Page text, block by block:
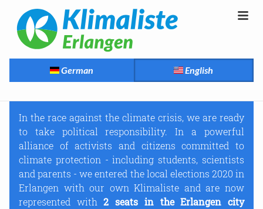
German English
In the race against the climate crisis, we are ready
to take political responsibility. In a powerful
alliance of activists and citizens committed to
climate protection - including students, scientists
and parents - we entered the local elections 2020 in
Erlangen with our own Klimaliste and are now
represented with2 seats in the Erlangen city